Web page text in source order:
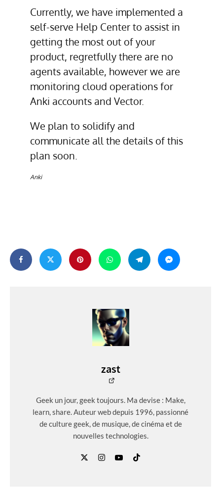
Currently, we have implemented a
self-serve Help Center to assist in
getting the most out of your
product, regretfully there are no
agents available, however we are
monitoring cloud operations for
Anki accounts and Vector.
We plan to solidify and
communicate all the details of this
plan soon.
Anki
zast
Geek un jour, geek toujours. Ma devise : Make,
learn, share. Auteur web depuis 1996, passionné
de culture geek, de musique, de cinéma et de
nouvelles technologies.